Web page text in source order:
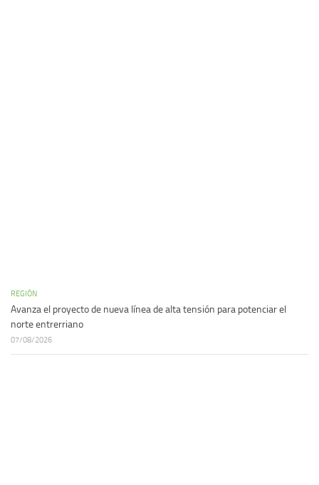
REGIÓN
Avanza el proyecto de nueva línea de alta tensión para potenciar el
norte entrerriano
07/08/2026